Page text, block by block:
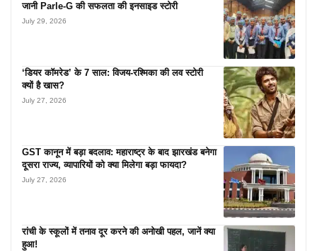
जानी Parle-G की सफलता की इनसाइड स्टोरी
July 29, 2026
‘डियर कॉमरेड’ के 7 साल: विजय-रश्मिका की लव स्टोरी
क्यों है खास?
July 27, 2026
GST कानून में बड़ा बदलाव: महाराष्ट्र के बाद झारखंड बनेगा
दूसरा राज्य, व्यापारियों को क्या मिलेगा बड़ा फायदा?
July 27, 2026
रांची के स्कूलों में तनाव दूर करने की अनोखी पहल, जानें क्या
हुआ!